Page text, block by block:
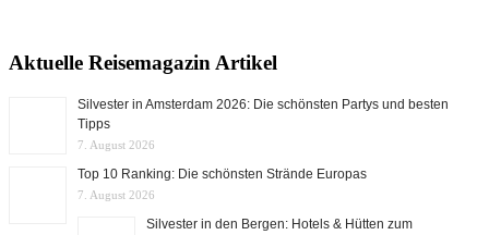
Aktuelle Reisemagazin Artikel
Silvester in Amsterdam 2026: Die schönsten Partys und besten
Tipps
7. August 2026
Top 10 Ranking: Die schönsten Strände Europas
7. August 2026
Silvester in den Bergen: Hotels & Hütten zum